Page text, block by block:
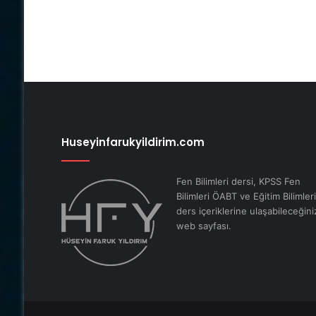
Huseyinfarukyildirim.com
Fen Bilimleri dersi, KPSS Fen
Bilimleri ÖABT ve Eğitim Bilimleri
ders içeriklerine
web sayfası.